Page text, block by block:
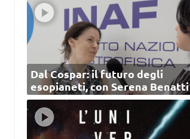
Dal Cospar: il futuro degli
esopianeti, con Serena Benatti